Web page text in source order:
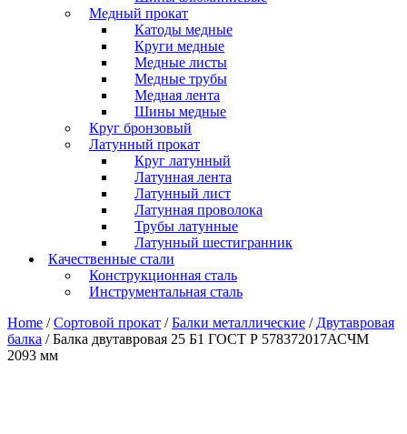
Медный прокат
Катоды медные
Круги медные
Медные листы
Медные трубы
Медная лента
Шины медные
Круг бронзовый
Латунный прокат
Круг латунный
Латунная лента
Латунный лист
Латунная проволока
Трубы латунные
Латунный шестигранник
Качественные стали
Конструкционная сталь
Инструментальная сталь
Home /Сортовой прокат /Балки металлические / Двутавровая
балка / Балка двутавровая 25 Б1 ГОСТ Р 578372017АСЧМ
2093 мм